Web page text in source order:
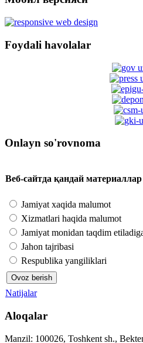
Foydali havolalar
Onlayn so'rovnoma
Веб-сайтда қандай
Jamiyat xaqida malumot
Xizmatlari haqida malumot
Jamiyat monidan taqdim
Jahon tajribasi
Respublika yangiliklari
Natijalar
Aloqalar
Manzil: 100026, Toshkent sh.,